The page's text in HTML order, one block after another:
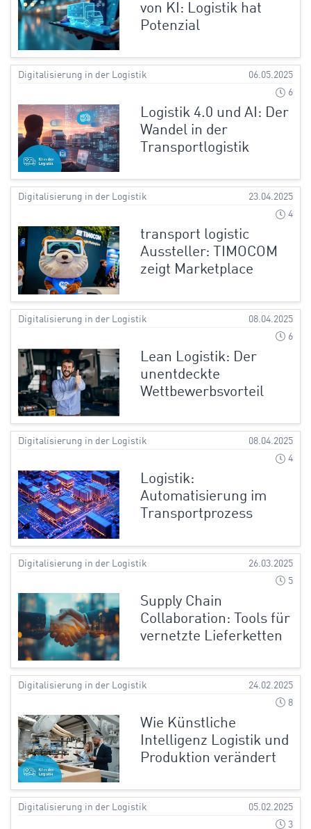
von KI: Logistik hat
Potenzial
Digitalisierung in der Logistik
06.05.2025
6
Logistik 4.0 und AI: Der
Wandel in der
Transportlogistik
Digitalisierung in der Logistik
23.04.2025
4
transport logistic
Aussteller: TIMOCOM
zeigt Marketplace
Digitalisierung in der Logistik
08.04.2025
6
Lean Logistik: Der
unentdeckte
Wettbewerbsvorteil
Digitalisierung in der Logistik
08.04.2025
4
Logistik:
Automatisierung im
Transportprozess
Digitalisierung in der Logistik
26.03.2025
5
Supply Chain
Collaboration: Tools für
vernetzte Lieferketten
Digitalisierung in der Logistik
24.02.2025
8
Wie Künstliche
Intelligenz Logistik und
Produktion verändert
Digitalisierung in der Logistik
05.02.2025
3